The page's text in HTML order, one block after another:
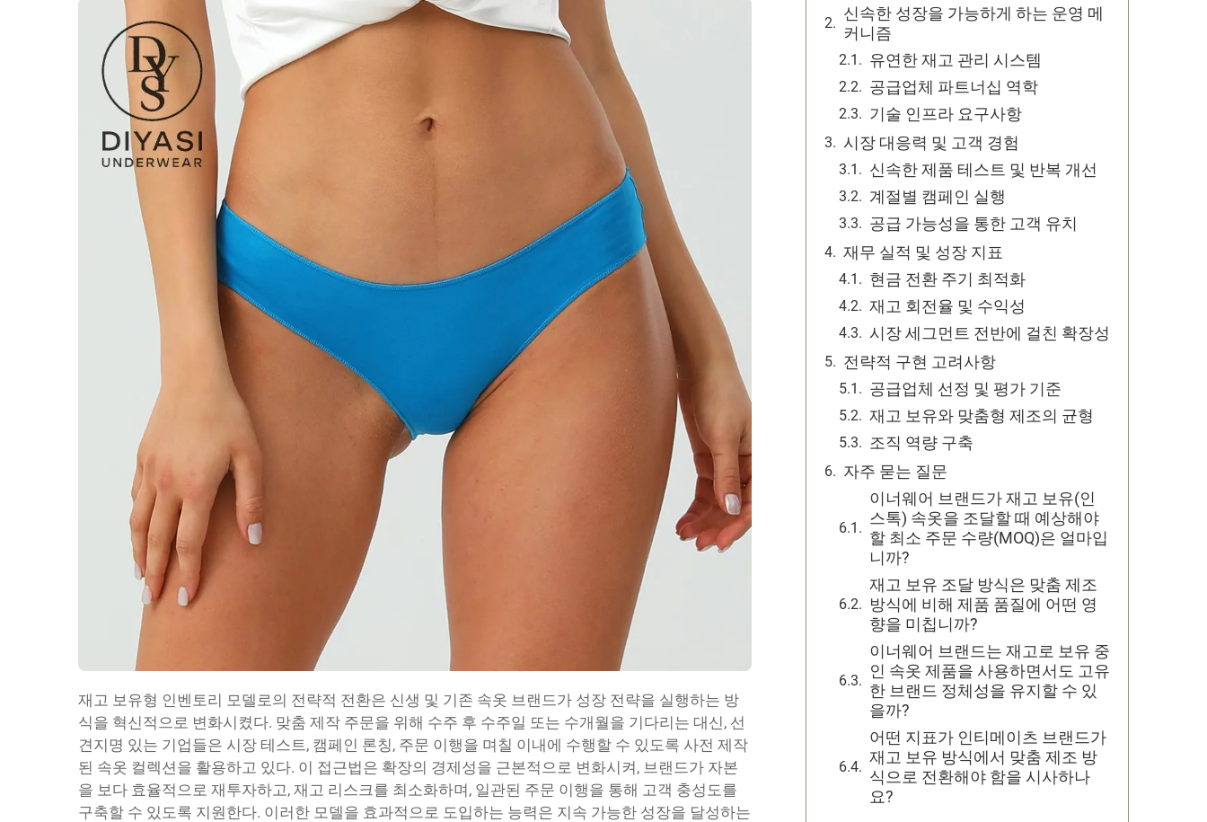
재고 보유형 인벤토리 모델로의 전략적 전환은 신생 및 기존 속옷 브랜드가 성장 전략을 실행하는 방
식을 혁신적으로 변화시켰다. 맞춤 제작 주문을 위해 수주 후 수주일 또는 수개월을 기다리는 대신, 선
견지명 있는 기업들은 시장 테스트, 캠페인 론칭, 주문 이행을 며칠 이내에 수행할 수 있도록 사전 제작
된 속옷 컬렉션을 활용하고 있다. 이 접근법은 확장의 경제성을 근본적으로 변화시켜, 브랜드가 자본
을 보다 효율적으로 재투자하고, 재고 리스크를 최소화하며, 일관된 주문 이행을 통해 고객 충성도를
구축할 수 있도록 지원한다. 이러한 모델을 효과적으로 도입하는 능력은 지속 가능한 성장을 달성하는
신속한 성장을 가능하게 하는 운영 메
커니즘
유연한 재고 관리 시스템
공급업체 파트너십 역학
기술 인프라 요구사항
시장 대응력 및 고객 경험
신속한 제품 테스트 및 반복 개선
계절별 캠페인 실행
공급 가능성을 통한 고객 유치
재무 실적 및 성장 지표
현금 전환 주기 최적화
재고 회전율 및 수익성
시장 세그먼트 전반에 걸친 확장성
전략적 구현 고려사항
공급업체 선정 및 평가 기준
재고 보유와 맞춤형 제조의 균형
조직 역량 구축
자주 묻는 질문
이너웨어 브랜드가 재고 보유(인
스톡) 속옷을 조달할 때 예상해야
할 최소 주문 수량(MOQ)은 얼마입
니까?
재고 보유 조달 방식은 맞춤 제조
방식에 비해 제품 품질에 어떤 영
향을 미칩니까?
이너웨어 브랜드는 재고로 보유 중
인 속옷 제품을 사용하면서도 고유
한 브랜드 정체성을 유지할 수 있
을까?
어떤 지표가 인티메이츠 브랜드가
재고 보유 방식에서 맞춤 제조 방
식으로 전환해야 함을 시사하나
요?